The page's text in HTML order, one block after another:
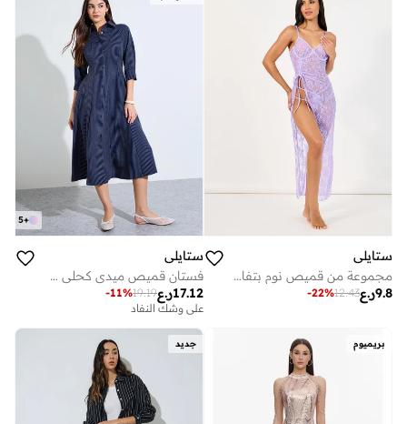
ستايلي
مجموعة من قميص نوم بتفاصيل دانتيل مع ثونغ
ر.ع9.8
12.43
-22%
+
5
ستايلي
فستان قميص ميدي كحلي مخطط
ر.ع17.12
19.19
-11%
على وشك النفاد
بريميوم جديد